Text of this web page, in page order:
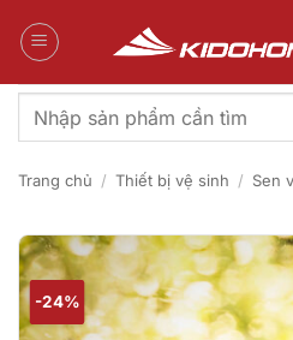
qua
Tìm
kiếm:
Trang chủ / Thiết bị vệ sinh / Sen
-24%